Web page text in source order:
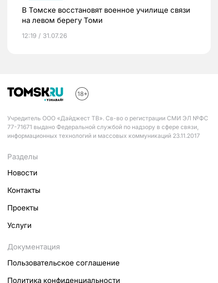
В Томске восстановят военное училище связи
на левом берегу Томи
12:19 / 31.07.26
Учредитель ООО «Дайджест ТВ». Св-во о регистрации СМИ ЭЛ №ФС
77-71671 выдано Федеральной службой по надзору в сфере связи,
информационных технологий и массовых коммуникаций 23.11.2017
Разделы
Новости
Контакты
Проекты
Услуги
Документация
Пользовательское соглашение
Политика конфиденциальности